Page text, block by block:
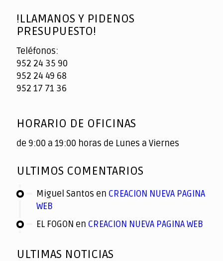
!LLAMANOS Y PIDENOS
PRESUPUESTO!
Teléfonos:
952 24 35 90
952 24 49 68
952 17 71 36
HORARIO DE OFICINAS
de 9:00 a 19:00 horas de Lunes a Viernes
ULTIMOS COMENTARIOS
Miguel Santos en CREACION NUEVA PAGINA
WEB
EL FOGON en CREACION NUEVA PAGINA WEB
ULTIMAS NOTICIAS